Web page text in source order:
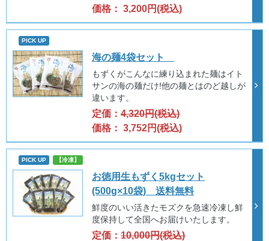
価格： 3,200円(税込)
PICK UP
海の麺4袋セット
もずくがこんなに練り込まれた麺はイト
サンの海の麺だけ!他の麺とはのど越しが
違います。
定価：4,320円(税込)
価格： 3,752円(税込)
PICK UP 【冷凍】
お徳用生もずく5kgセット
(500g×10袋) 送料無料
鮮度のいい活きたモズクを急速冷凍し鮮
度保持して全国へお届けいたします。
定価：10,000円(税込)